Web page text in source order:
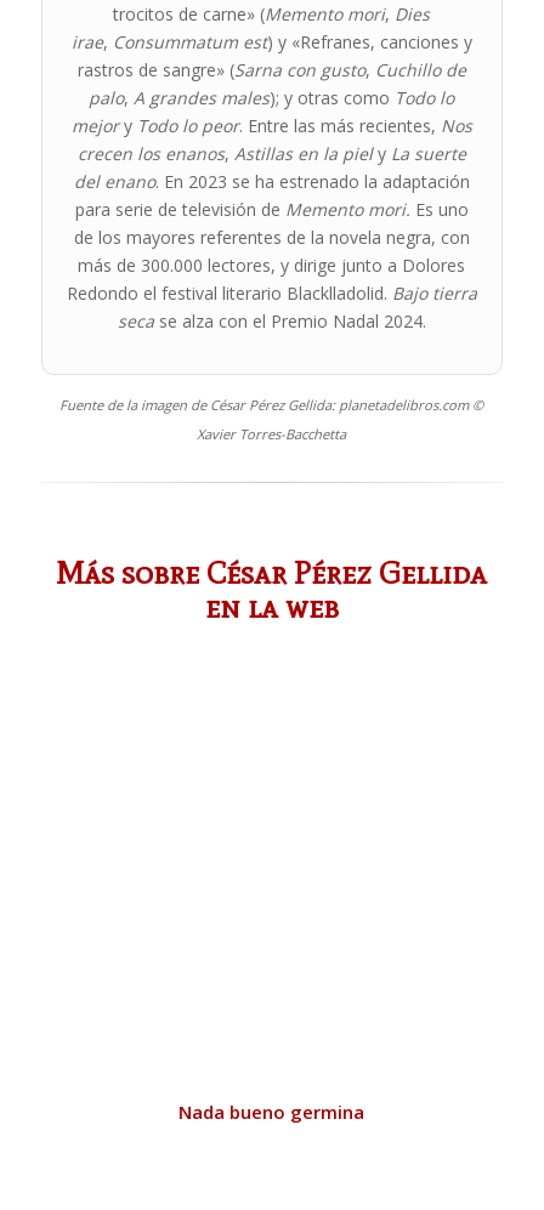
trocitos de carne» (Memento mori, Dies
irae, Consummatum est) y «Refranes, canciones y
rastros de sangre» (Sarna con gusto, Cuchillo de
palo,A grandes males); y otras como Todo lo
mejory Todo lo peor. Entre las más recientes, Nos
crecen los enanos, Astillas en la piely La suerte
del enano. En 2023 se ha estrenado la adaptación
para serie de televisión de Memento mori. Es uno
de los mayores referentes de la novela negra, con
más de 300.000 lectores, y dirige junto a Dolores
Redondo el festival literario Blacklladolid. Bajo tierra
secase alza con el Premio Nadal 2024.
Fuente de la imagen de César Pérez Gellida: planetadelibros.com ©
Xavier Torres-Bacchetta
Más sobre César Pérez Gellida
en la web
Nada bueno germina